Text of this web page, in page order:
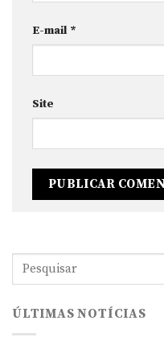
E-mail *
Site
ÚLTIMAS NOTÍCIAS